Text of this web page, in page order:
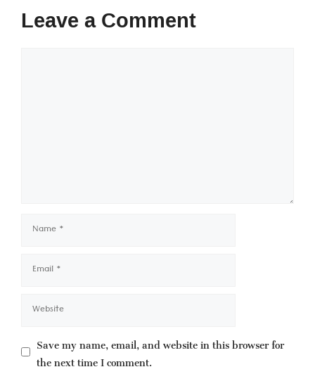
Leave a Comment
Name
Email
Website
Save my name, email, and website in this browser for
the next time I comment.